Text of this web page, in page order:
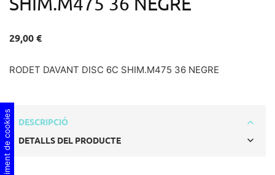
29,00 €
RODET DAVANT DISC 6C SHIM.M475 36 NEGRE
DESCRIPCIÓ
DETALLS DEL PRODUCTE